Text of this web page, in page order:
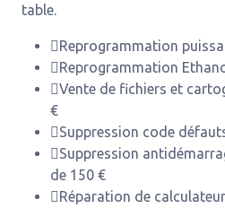
table.
Reprogrammation
Reprogrammation
Vente de fichiers et
€
Suppression code
Suppression
de 150 €
Réparation de